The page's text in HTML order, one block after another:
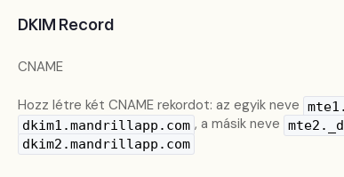
DKIM Record
CNAME
Hozz létre két CNAME rekordot: az egyik neve
dkim1.mandrillapp.com , a másik neve
dkim2.mandrillapp.com